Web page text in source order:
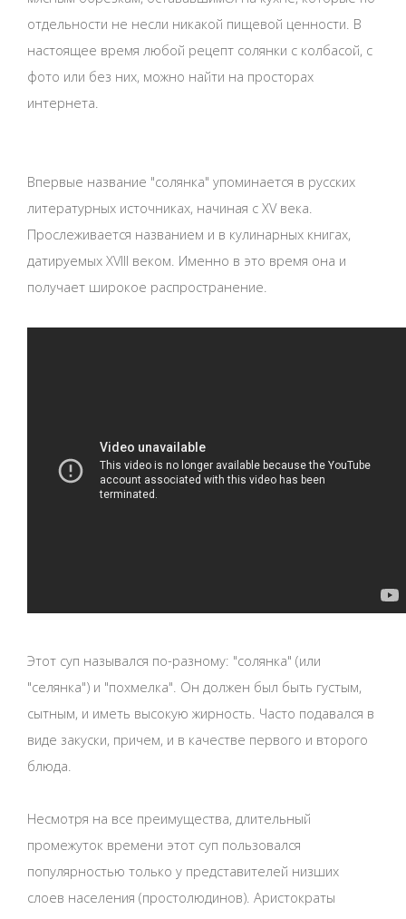
отдельности не несли никакой пищевой ценности. В
настоящее время любой рецепт солянки с колбасой, с
фото или без них, можно найти на просторах
интернета.
Впервые название "солянка" упоминается в русских
литературных источниках, начиная с XV века.
Прослеживается названием и в кулинарных книгах,
датируемых XVIII веком. Именно в это время она и
получает широкое распространение.
Этот суп назывался по-разному: "солянка" (или
"селянка") и "похмелка". Он должен был быть густым,
сытным, и иметь высокую жирность. Часто подавался в
виде закуски, причем, и в качестве первого и второго
блюда.
Несмотря на все преимущества, длительный
промежуток времени этот суп пользовался
популярностью только у представителей низших
слоев населения (простолюдинов). Аристократы